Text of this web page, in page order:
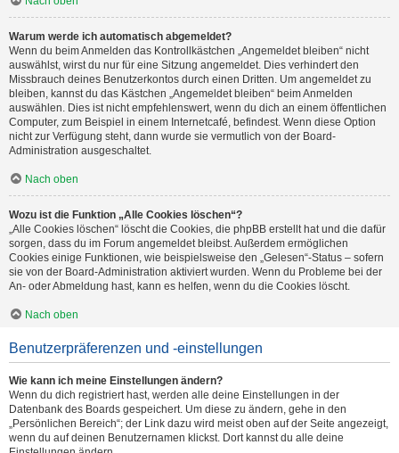
Warum werde ich automatisch abgemeldet?
Wenn du beim Anmelden das Kontrollkästchen „Angemeldet bleiben“ nicht
auswählst, wirst du nur für eine Sitzung angemeldet. Dies verhindert den
Missbrauch deines Benutzerkontos durch einen Dritten. Um angemeldet zu
bleiben, kannst du das Kästchen „Angemeldet bleiben“ beim Anmelden
auswählen. Dies ist nicht empfehlenswert, wenn du dich an einem öffentlichen
Computer, zum Beispiel in einem Internetcafé, befindest. Wenn diese Option
nicht zur Verfügung steht, dann wurde sie vermutlich von der Board-
Administration ausgeschaltet.
Nach oben
Wozu ist die Funktion „Alle Cookies löschen“?
„Alle Cookies löschen“ löscht die Cookies, die phpBB erstellt hat und die dafür
sorgen, dass du im Forum angemeldet bleibst. Außerdem ermöglichen
Cookies einige Funktionen, wie beispielsweise den „Gelesen“-Status – sofern
sie von der Board-Administration aktiviert wurden. Wenn du Probleme bei der
An- oder Abmeldung hast, kann es helfen, wenn du die Cookies löscht.
Nach oben
Benutzerpräferenzen und -einstellungen
Wie kann ich meine Einstellungen ändern?
Wenn du dich registriert hast, werden alle deine Einstellungen in der
Datenbank des Boards gespeichert. Um diese zu ändern, gehe in den
„Persönlichen Bereich“; der Link dazu wird meist oben auf der Seite angezeigt,
wenn du auf deinen Benutzernamen klickst. Dort kannst du alle deine